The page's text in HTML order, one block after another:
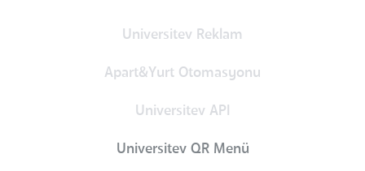
Universitev Reklam
Apart&Yurt Otomasyonu
Universitev API
Universitev QR Menü